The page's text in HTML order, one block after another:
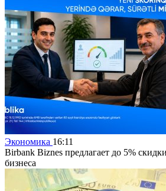
Экономика 16:11
Birbank Biznes предлагает до 5%
бизнеса